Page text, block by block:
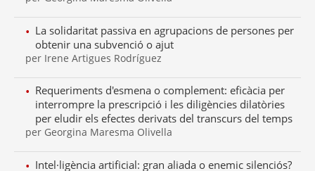
La solidaritat passiva en agrupacions de persones per
obtenir una subvenció o ajut
per Irene Artigues Rodríguez
Requeriments d'esmena o complement: eficàcia per
interrompre la prescripció i les diligències dilatòries
per eludir els efectes derivats del transcurs del temps
per Georgina Maresma Olivella
Intel·ligència artificial: gran aliada o enemic silenciós?